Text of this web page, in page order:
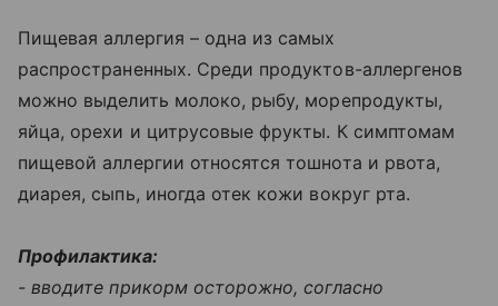
Пищевая аллергия – одна из самых
распространенных. Среди продуктов-аллергенов
можно выделить молоко, рыбу, морепродукты,
яйца, орехи и цитрусовые фрукты. К симптомам
пищевой аллергии относятся тошнота и рвота,
диарея, сыпь, иногда отек кожи вокруг рта.
Профилактика:
- вводите прикорм осторожно, согласно